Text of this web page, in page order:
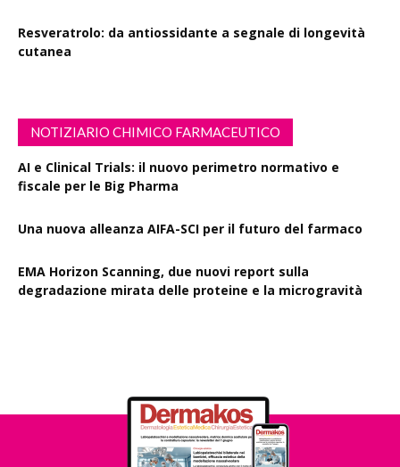
Resveratrolo: da antiossidante a segnale di longevità
cutanea
NOTIZIARIO CHIMICO FARMACEUTICO
AI e Clinical Trials: il nuovo perimetro normativo e
fiscale per le Big Pharma
Una nuova alleanza AIFA-SCI per il futuro del farmaco
EMA Horizon Scanning, due nuovi report sulla
degradazione mirata delle proteine e la microgravità